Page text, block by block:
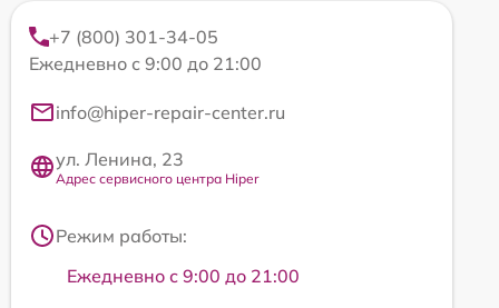
+7 (800) 301-34-05
Ежедневно с 9:00 до 21:00
info@hiper-repair-center.ru
ул. Ленина, 23
Адрес сервисного центра Hiper
Режим работы:
Ежедневно с 9:00 до 21:00